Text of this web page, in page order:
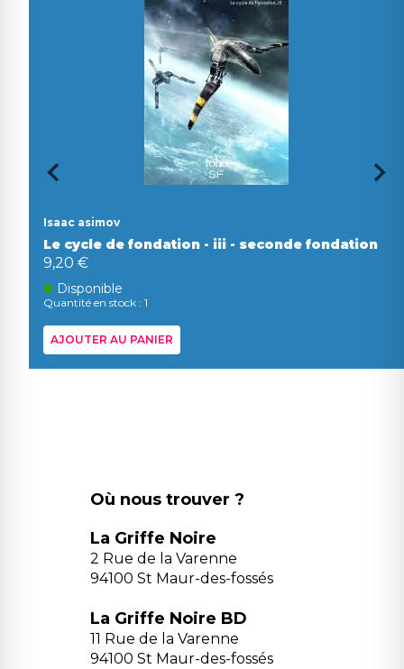
Isaac asimov
Le cycle de fondation - iii - seconde fondation
9,20 €
Disponible
Quantité en stock : 1
AJOUTER AU PANIER
Où nous trouver ?
La Griffe Noire
2 Rue de la Varenne
94100 St Maur-des-fossés
La Griffe Noire BD
11 Rue de la Varenne
94100 St Maur-des-fossés